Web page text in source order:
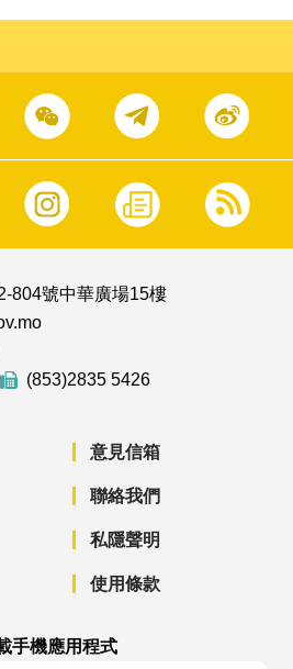
804號中華廣場15樓
(853)2835 5426
意見信箱
聯絡我們
私隱聲明
使用條款
手機應用程式